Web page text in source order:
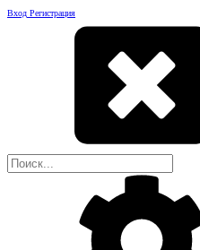
Вход Регистрация